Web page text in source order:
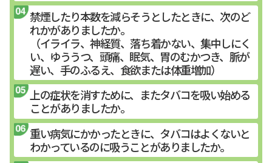
禁煙したり本数を減らそうとしたときに、次のど
れかがありましたか。
（イライラ、神経質、落ち着かない、集中しにく
い、ゆううつ、頭痛、眠気、胃のむかつき、脈が
遅い、手のふるえ、食欲または体重増加）
上の症状を消すために、またタバコを吸い始める
ことがありましたか。
重い病気にかかったときに、タバコはよくないと
わかっているのに吸うことがありましたか。